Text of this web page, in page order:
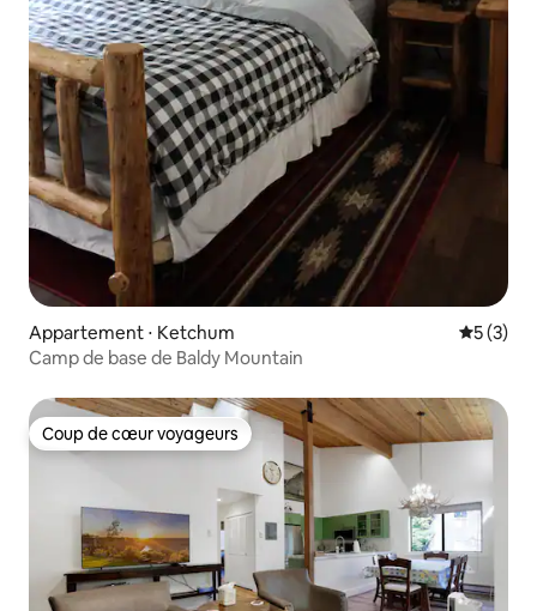
Appartement ⋅ Ketchum
5 (3)
Camp de base de Baldy Mountain
Coup de cœur voyageurs
Coup de cœur voyageurs